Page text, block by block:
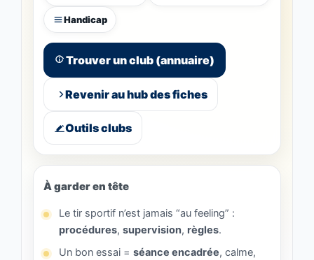
Handicap
Trouver un club (annuaire)
Revenir au hub des fiches
Outils clubs
À garder en tête
Le tir sportif n’est jamais “au feeling” :
procédures, supervision, règles.
Un bon essai = séance encadrée, calme,